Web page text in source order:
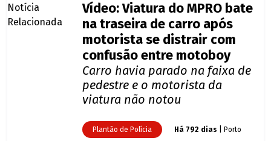
Vídeo: Viatura do MPRO bate
na traseira de carro após
motorista se distrair com
confusão entre motoboy
Carro havia parado na faixa de
pedestre e o motorista da
viatura não notou
Plantão de Polícia Há 792 dias | Porto